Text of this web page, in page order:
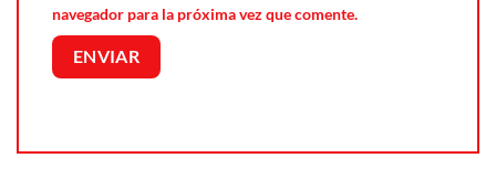
navegador para la próxima vez que comente.